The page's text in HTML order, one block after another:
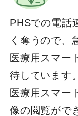
PHSでの電話
く奪うので、
医療用スマー
待しています
医療用スマー
像の閲覧がで